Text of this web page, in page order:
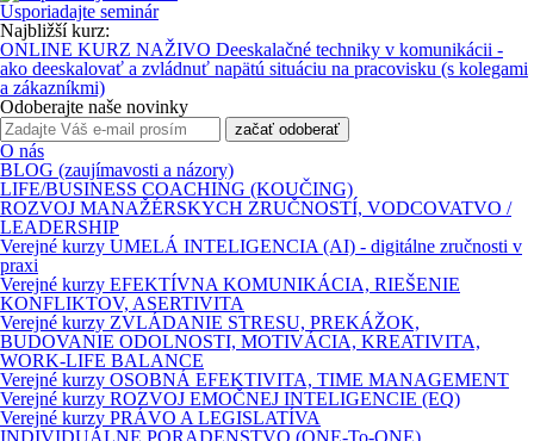
Usporiadajte seminár
Najbližší kurz:
ONLINE KURZ NAŽIVO Deeskalačné techniky v komunikácii -
ako deeskalovať a zvládnuť napätú situáciu na pracovisku (s kolegami
a zákazníkmi)
Odoberajte naše novinky
začať odoberať
O nás
BLOG (zaujímavosti a názory)
LIFE/BUSINESS COACHING (KOUČING)
ROZVOJ MANAŽÉRSKYCH ZRUČNOSTÍ, VODCOVATVO /
LEADERSHIP
Verejné kurzy UMELÁ INTELIGENCIA (AI) - digitálne zručnosti v
praxi
Verejné kurzy EFEKTÍVNA KOMUNIKÁCIA, RIEŠENIE
KONFLIKTOV, ASERTIVITA
Verejné kurzy ZVLÁDANIE STRESU, PREKÁŽOK,
BUDOVANIE ODOLNOSTI, MOTIVÁCIA, KREATIVITA,
WORK-LIFE BALANCE
Verejné kurzy OSOBNÁ EFEKTIVITA, TIME MANAGEMENT
Verejné kurzy ROZVOJ EMOČNEJ INTELIGENCIE (EQ)
Verejné kurzy PRÁVO A LEGISLATÍVA
INDIVIDUÁLNE PORADENSTVO (ONE-To-ONE)